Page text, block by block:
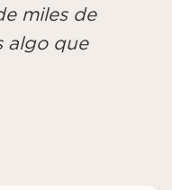
miles de
algo que